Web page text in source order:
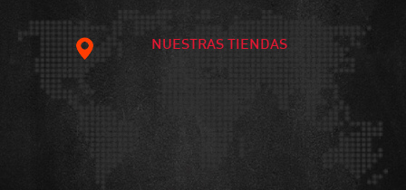
NUESTRAS TIENDAS